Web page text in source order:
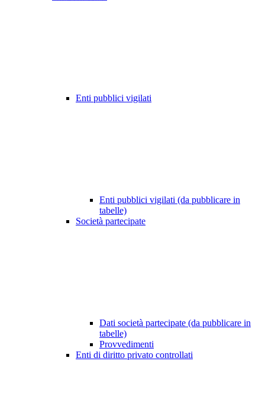
Enti pubblici vigilati
Enti pubblici vigilati (da pubblicare in
tabelle)
Società partecipate
Dati società partecipate (da pubblicare in
tabelle)
Provvedimenti
Enti di diritto privato controllati